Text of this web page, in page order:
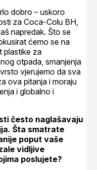
dobro – uskoro
za Coca-Colu BH,
napredak. Što se
ćemo se na
plastike za
otpada, smanjenja
vjerujemo da sva
ova pitanja i moraju
i globalno i
često naglašavaju
Šta smatrate
poput vaše
vidljive
poslujete?